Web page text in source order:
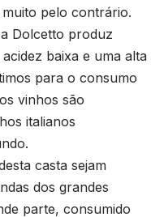
pelo contrário.
Dolcetto produz
baixa e uma alta
para o consumo
vinhos são
italianos
casta sejam
dos grandes
parte, consumido